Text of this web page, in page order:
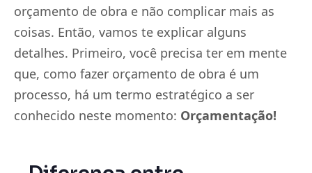
orçamento de obra e não complicar mais as
coisas. Então, vamos te explicar alguns
detalhes. Primeiro, você precisa ter em mente
que, como fazer orçamento de obra é um
processo, há um termo estratégico a ser
conhecido neste momento: Orçamentação!